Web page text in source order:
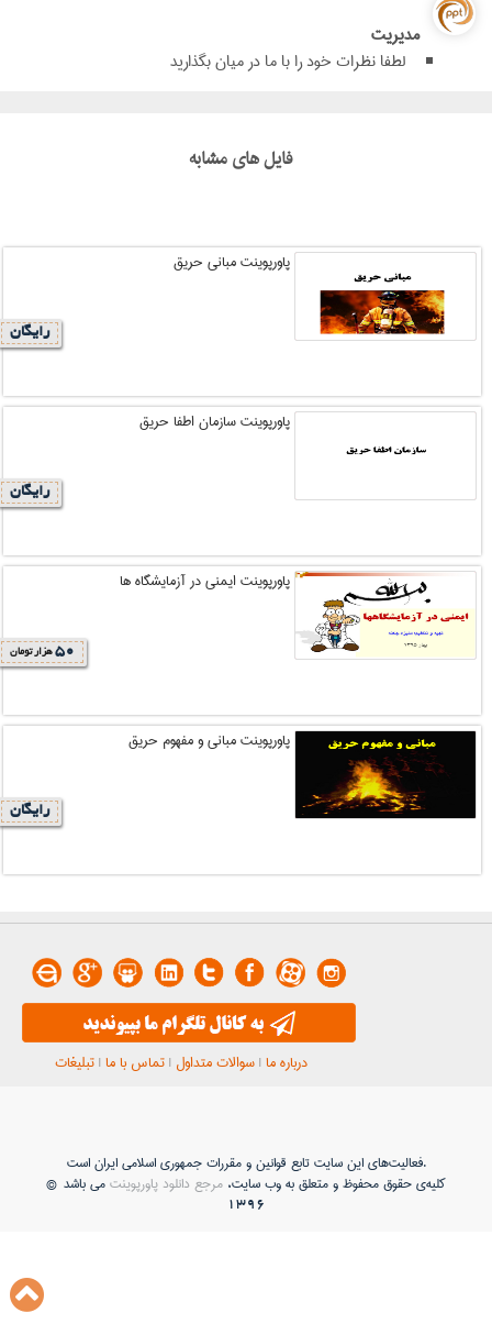
مدیریت
لطفا نظرات خود را با ما در میان بگذارید
فایل های مشابه
پاورپوینت مبانی حریق
رایگان
پاورپوینت سازمان اطفا حریق
رایگان
پاورپوینت ایمنی در آزمایشگاه ها
50 هزار تومان
پاورپوینت مبانی و مفهوم حریق
رایگان
درباره ما |سوالات متداول |تماس با ما |تبلیغات
فعاليت‌های اين سايت تابع قوانين و مقررات جمهوری اسلامی ايران است.
کلیه‌ی حقوق محفوظ و متعلق به وب سایت،مرجع دانلود پاورپوینتمی باشد ©
1396